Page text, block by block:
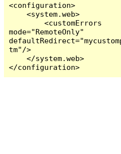
<configuration>
    <system.web>
        <customErrors
mode="RemoteOnly"
tm"/>
    </system.web>
</configuration>